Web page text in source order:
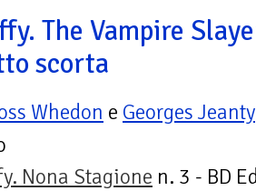
The Vampire
scorta
Whedon e Georges Jeanty
Nona Stagione n. 3 - BD